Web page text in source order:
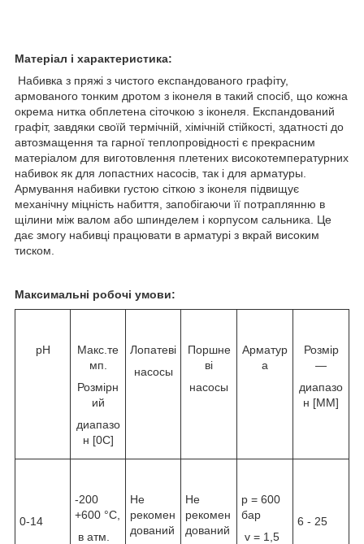
Матеріал і характеристика:
Набивка з пряжі з чистого експандованого графіту,
армованого тонким дротом з іконеля в такий спосіб, що кожна
окрема нитка обплетена сіточкою з іконеля. Експандований
графіт, завдяки своїй термічній, хімічній стійкості, здатності до
автозмащення та гарної теплопровідності є прекрасним
матеріалом для виготовлення плетених високотемпературних
набивок як для лопастних насосів, так і для арматуры.
Армування набивки густою сіткою з іконеля підвищує
механічну міцність набиття, запобігаючи її потраплянню в
щілини між валом або шпинделем і корпусом сальника. Це
дає змогу набивці працювати в арматурі з вкрай високим
тиском.
Максимальні робочі умови:
pH
Макс.те
мп.
Розмірн
ий
диапазо
н [0C]
Лопатеві
насосы
Поршне
ві
насосы
Арматур
а
Розмір
—
диапазо
н [MM]
0-14
-200
+600 °C,
в атм.
Не
рекомен
дований
Не
рекомен
дований
p = 600
бар
v = 1,5
6 - 25